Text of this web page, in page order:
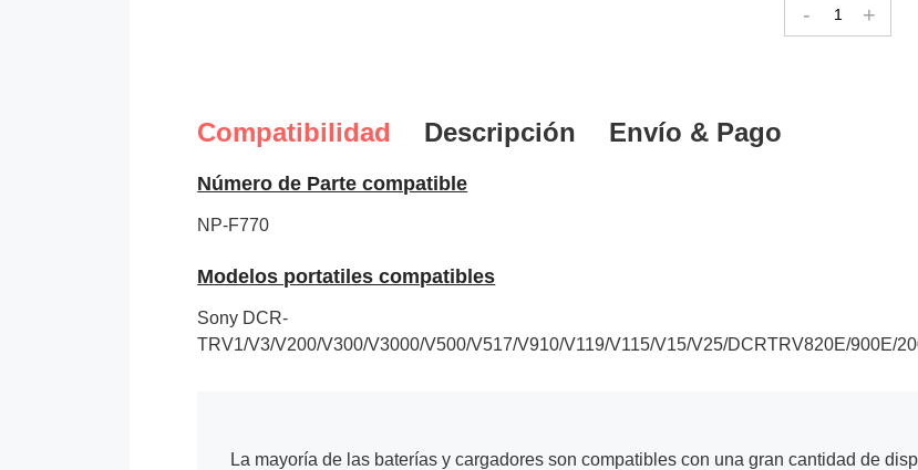
- +
Compatibilidad Descripción Envío & Pago
Número de Parte compatible
NP-F770
Modelos portatiles compatibles
Sony DCR-
TRV1/V3/V200/V300/V3000/V500/V517/V910/V119/V115/V15/V25/DCRTRV820E/900E/
La mayoría de las baterías y cargadores son compatibles con una gran cantidad de